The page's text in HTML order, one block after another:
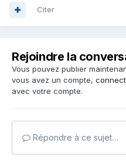
Citer
Rejoindre la
Vous pouvez publier
vous avez un compte,
avec votre compte.
Répondre à ce sujet…